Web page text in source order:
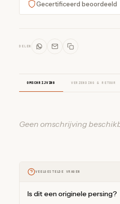
Gecertificeerd beoordeeld
DELEN
OMSCHRIJVING VERZENDING & RETOUR
Geen omschrijving
VEELGESTELDE VRAGEN
Is dit een originele persing?